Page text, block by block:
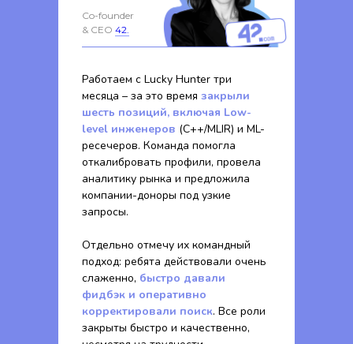
Co-founder
& CEO 42.
Работаем с Lucky Hunter три
месяца – за это время закрыли
шесть позиций, включая Low-
level инженеров (C++/MLIR) и ML-
ресечеров. Команда помогла
откалибровать профили, провела
аналитику рынка и предложила
компании-доноры под узкие
запросы.
Отдельно отмечу их командный
подход: ребята действовали очень
слаженно, быстро давали
фидбэк и оперативно
корректировали поиск. Все роли
закрыты быстро и качественно,